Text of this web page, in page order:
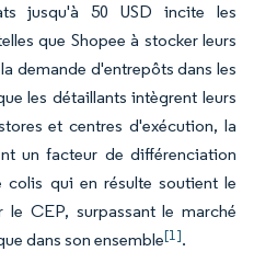
jusqu'à 50 USD incite les
que Shopee à stocker leurs
demande d'entrepôts dans les
les détaillants intègrent leurs
et centres d'exécution, la
un facteur de différenciation
colis qui en résulte soutient le
CEP, surpassant le marché
dans son ensemble[1].